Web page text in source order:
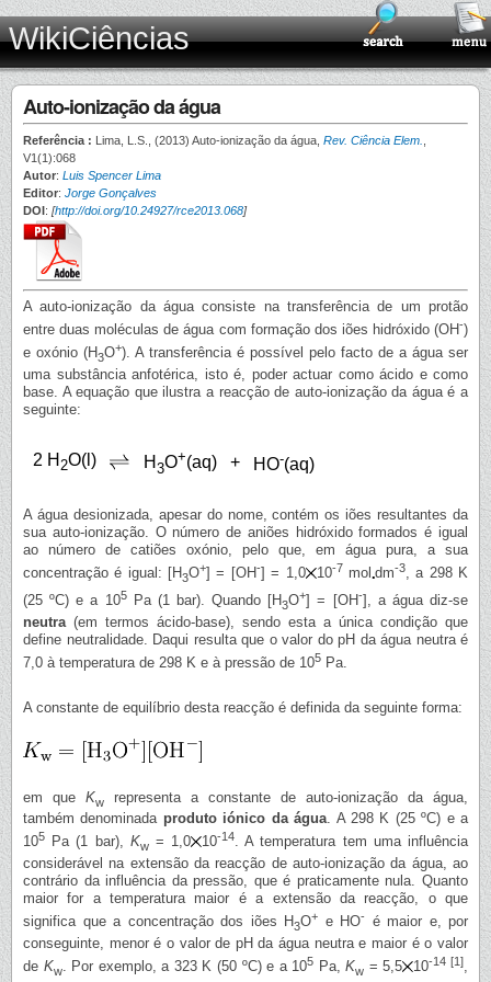
WikiCiências
Auto-ionização da água
Referência : Lima, L.S., (2013) Auto-ionização da água, Rev. Ciência Elem.
V1(1):068
Autor: Luis Spencer Lima
Editor: Jorge Gonçalves
DOI: [http://doi.org/10.24927/rce2013.068]
A auto-ionização da água consiste na transferência de um protão
entre duas moléculas de água com formação dos iões hidróxido (OH-)
e oxónio (H3O+). A transferência é possível pelo facto de a água ser
uma substância anfotérica, isto é, poder actuar como ácido e como
base. A equação que ilustra a reacção de auto-ionização da água é a
seguinte:
2 H 2O(l) H 3O+(aq) + HO-(aq)
A água desionizada, apesar do nome, contém os iões resultantes da
sua auto-ionização. O número de aniões hidróxido formados é igual
ao número de catiões oxónio, pelo que, em água pura, a sua
concentração é igual: [H3O+ ] = [OH-] = 1,0 10-7 mol dm-3, a 298 K
(25 ºC) e a 105Pa (1 bar). Quando [H3O+] = [OH-], a água diz-se
neutra(em termos ácido-base), sendo esta a única condição que
define neutralidade. Daqui resulta que o valor do pH da água neutra é
7,0 à temperatura de 298 K e à pressão de 105 Pa.
A constante de equilíbrio desta reacção é definida da seguinte forma:
em que Kw
representa a constante de auto-ionização da água,
também denominada produto iónico da água. A 298 K (25 ºC) e a
105 Pa (1 bar), Kw= 1,0 10-14. A temperatura tem uma influência
considerável na extensão da reacção de auto-ionização da água, ao
contrário da influência da pressão, que é praticamente nula. Quanto
maior for a temperatura maior é a extensão da reacção, o que
significa que a concentração dos iões H3O+ e HO- é maior e, por
conseguinte, menor é o valor de pH da água neutra e maior é o valor
de Kw. Por exemplo, a 323 K (50 ºC) e a 105 Pa,Kw = 5,5 10-14 [1],